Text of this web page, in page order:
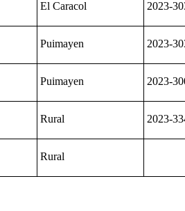
El Caracol 2023-
Puimayen 2023-
Puimayen 2023-
Rural 2023-
Rural